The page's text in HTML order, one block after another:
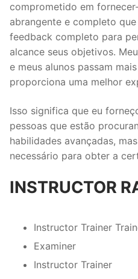
comprometido em
abrangente e completo
feedback completo para
alcance seus objetivos.
e meus alunos passam
proporciona uma melhor
Isso significa que eu
pessoas que estão
habilidades avançadas,
necessário para obter a
INSTRUCTOR
Instructor Trainer
Examiner
Instructor Trainer